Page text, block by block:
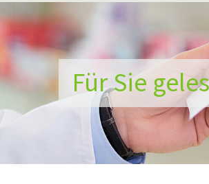
Für Sie